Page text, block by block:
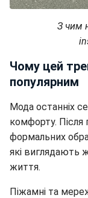
З чим
Чому цей
популярним
Мода останніх
комфорту. Після
формальних
які виглядають
життя.
Піжамні та